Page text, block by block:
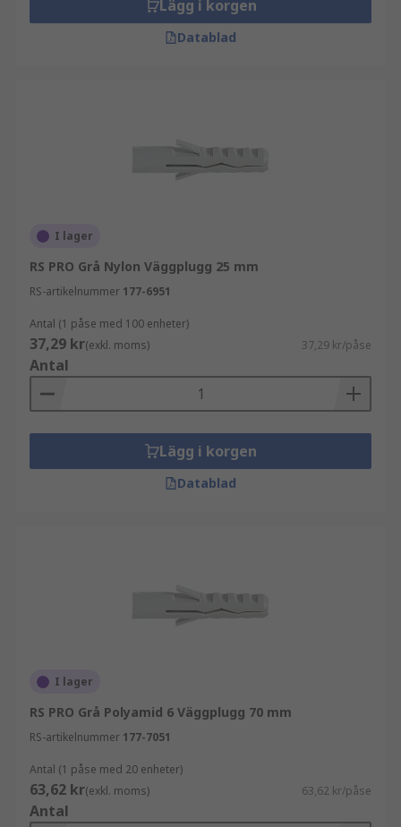
Lägg i korgen
Datablad
I lager
RS PRO Grå Nylon Väggplugg 25 mm
RS-artikelnummer 177-6951
Antal (1 påse med 100 enheter)
37,29 kr(exkl. moms) 37,29 kr/påse
Antal
Lägg i korgen
Datablad
I lager
RS PRO Grå Polyamid 6 Väggplugg 70 mm
RS-artikelnummer 177-7051
Antal (1 påse med 20 enheter)
63,62 kr(exkl. moms) 63,62 kr/påse
Antal